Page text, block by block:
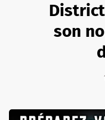
District
son